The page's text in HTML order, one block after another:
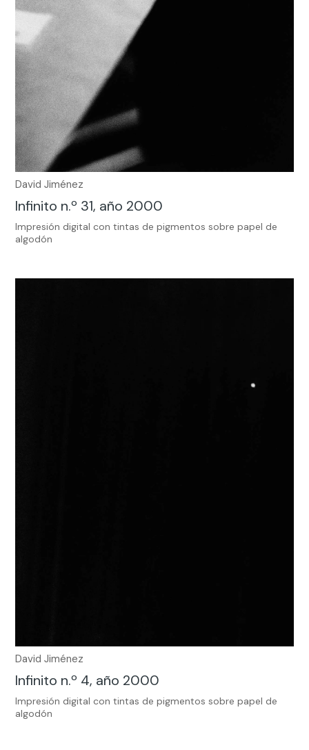
David Jiménez
Infinito n.º 31, año 2000
Impresión digital con tintas de pigmentos sobre papel de
algodón
David Jiménez
Infinito n.º 4, año 2000
Impresión digital con tintas de pigmentos sobre papel de
algodón